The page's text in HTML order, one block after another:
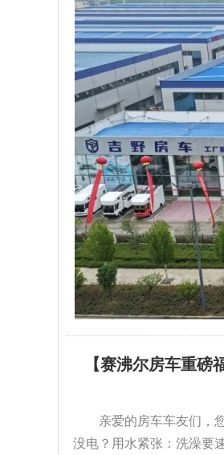
【赛沸尔房车重
亲爱的房车车友们，
没电？用水紧张：洗澡要